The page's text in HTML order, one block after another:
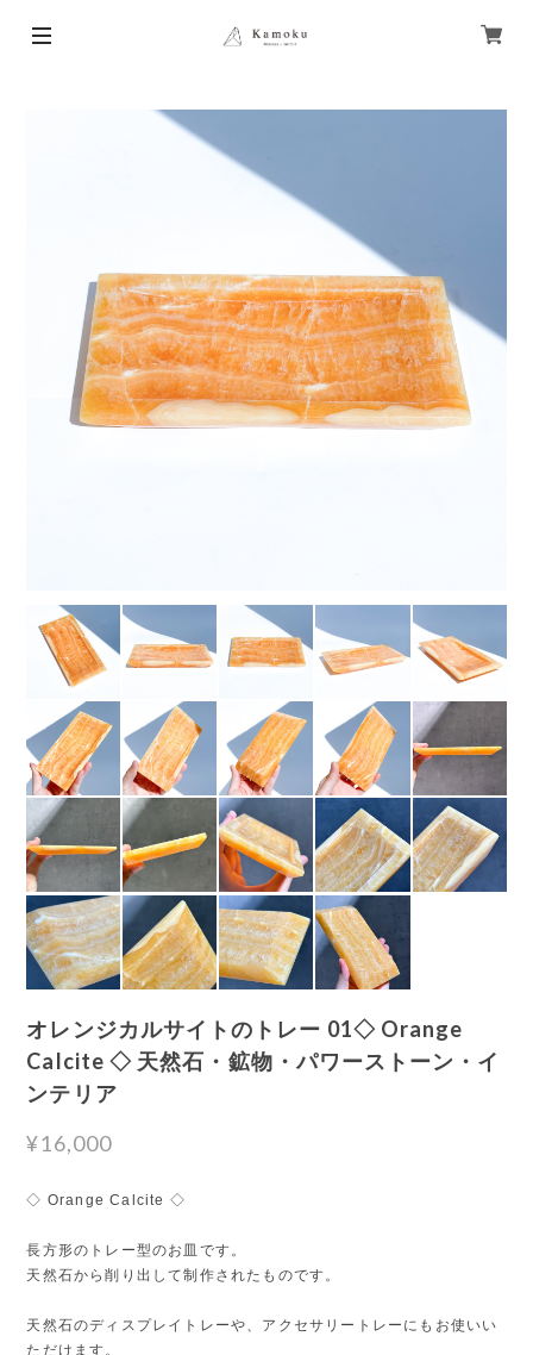
オレンジカルサイトのトレー 01◇ Orange
Calcite ◇ 天然石・鉱物・パワーストーン・イ
ンテリア
¥16,000
◇ Orange Calcite ◇
長方形のトレー型のお皿です。
天然石から削り出して制作されたものです。
天然石のディスプレイトレーや、アクセサリートレーにもお使いい
ただけます。